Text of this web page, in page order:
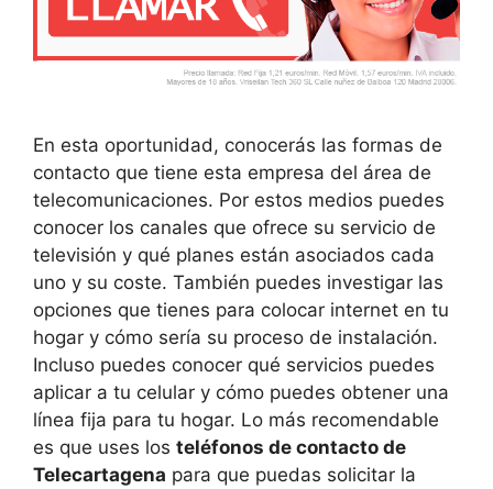
En esta oportunidad, conocerás las formas de
contacto que tiene esta empresa del área de
telecomunicaciones. Por estos medios puedes
conocer los canales que ofrece su servicio de
televisión y qué planes están asociados cada
uno y su coste. También puedes investigar las
opciones que tienes para colocar internet en tu
hogar y cómo sería su proceso de instalación.
Incluso puedes conocer qué servicios puedes
aplicar a tu celular y cómo puedes obtener una
línea fija para tu hogar. Lo más recomendable
es que uses los teléfonos de contacto de
Telecartagena para que puedas solicitar la